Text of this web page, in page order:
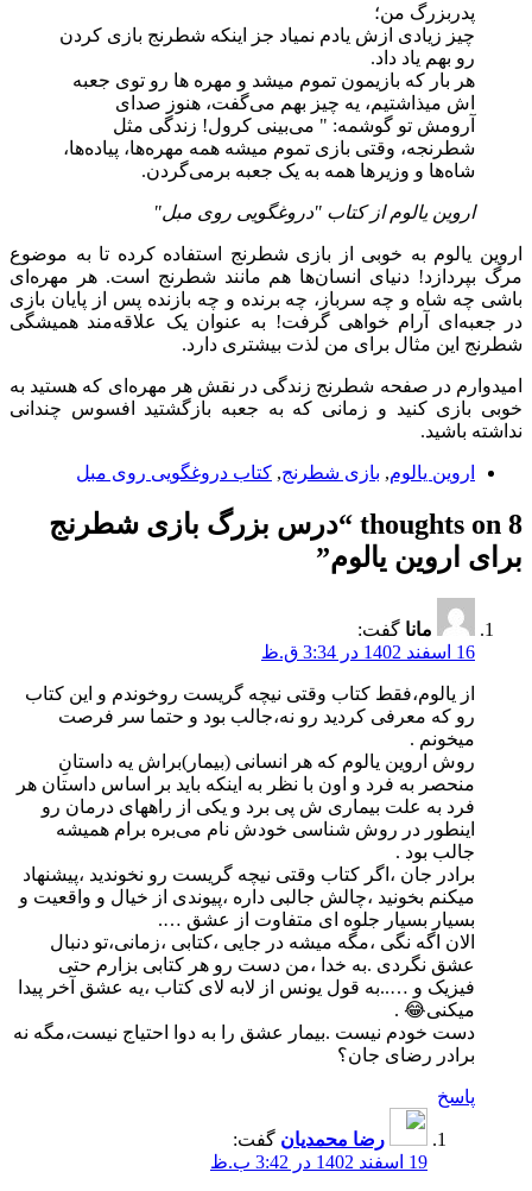
پدربزرگ من؛
چیز زیادی ازش یادم نمیاد جز اینکه شطرنج بازی کردن
رو بهم یاد داد.
هر بار که بازیمون تموم میشد و مهره ها رو توی جعبه
اش میذاشتیم، یه چیز بهم می‌گفت، هنوز صدای
آرومش تو گوشمه: " می‌بینی کرول! زندگی مثل
شطرنجه، وقتی بازی تموم میشه همه مهره‌ها، پیاده‌ها،
شاه‌ها و وزیرها‌ همه به یک جعبه برمی‌گردن.
اروین یالوم از کتاب "دروغگویی روی مبل"
اروین یالوم به خوبی از بازی شطرنج استفاده کرده تا به موضوع
مرگ بپردازد! دنیای انسان‌ها هم مانند شطرنج است. هر مهره‌ای
باشی چه شاه و چه سرباز، چه برنده و چه بازنده پس از پایان بازی
در جعبه‌ای آرام خواهی گرفت! به عنوان یک علاقه‌مند همیشگی
شطرنج این مثال برای من لذت بیشتری دارد.
امیدوارم در صفحه شطرنج زندگی در نقش هر مهره‌ای که هستید به
خوبی بازی کنید و زمانی که به جعبه بازگشتید افسوس چندانی
نداشته باشید.
اروین یالوم, بازی شطرنج, کتاب دروغگویی روی مبل
8 thoughts on “
درس بزرگ بازی شطرنج
برای اروین یالوم”
مانا گفت:
16 اسفند 1402 در 3:34 ق.ظ
از یالوم،فقط کتاب وقتی نیچه گریست رو‌خوندم و این کتاب
رو که معرفی کردید رو نه،جالب بود و حتما سر فرصت
میخونم .
روش اروین یالوم که هر انسانی (بیمار)براش یه داستانِ
منحصر به فرد و اون با نظر به اینکه باید بر اساس داستان هر
فرد به علت بیماری ش پی برد و یکی از راههای درمان رو
اینطور در روش شناسی خودش نام می‌بره برام همیشه
جالب بود .
برادر جان ،اگر کتاب وقتی نیچه گریست رو نخوندید ،پیشنهاد
میکنم بخونید ،چالش جالبی داره ،پیوندی از خیال و واقعیت و
بسیار بسیار جلوه ای متفاوت از عشق ….
الان اگه نگی ،مگه میشه در جایی ،کتابی ،زمانی،تو دنبال
عشق نگردی .به خدا ،من دست رو هر کتابی بزارم حتی
فیزیک و …..به قول یونس از لابه لای کتاب ،یه عشق آخر پیدا
میکنی😂 .
دست خودم نیست .بیمار عشق را به دوا احتیاج نیست،مگه نه
برادر رضای جان؟
پاسخ
رضا محمدیان گفت:
19 اسفند 1402 در 3:42 ب.ظ